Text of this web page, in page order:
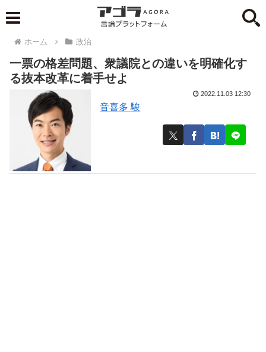
ホーム 政治
一票の格差問題、衆議院との違いを明確化す
る抜本改革に着手せよ
音喜多 駿
2022.11.03 12:30